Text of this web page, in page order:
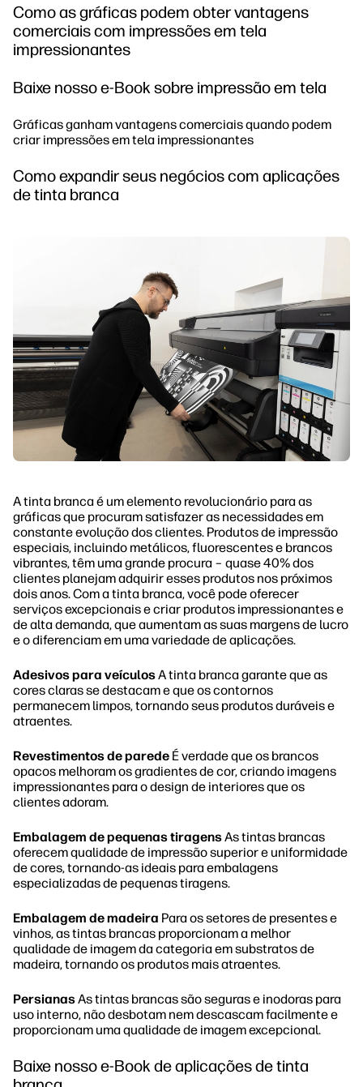
Como as gráficas podem obter vantagens
comerciais com impressões em tela
impressionantes
Baixe nosso e-Book sobre impressão em tela
Gráficas ganham vantagens comerciais quando podem
criar impressões em tela impressionantes
Como expandir seus negócios com aplicações
de tinta branca
A tinta branca é um elemento revolucionário para as
gráficas que procuram satisfazer as necessidades em
constante evolução dos clientes. Produtos de impressão
especiais, incluindo metálicos, fluorescentes e brancos
vibrantes, têm uma grande procura – quase 40% dos
clientes planejam adquirir esses produtos nos próximos
dois anos. Com a tinta branca, você pode oferecer
serviços excepcionais e criar produtos impressionantes e
de alta demanda, que aumentam as suas margens de lucro
e o diferenciam em uma variedade de aplicações.
Adesivos para veículosA tinta branca garante que as
cores claras se destacam e que os contornos
permanecem limpos, tornando seus produtos duráveis e
atraentes.
Revestimentos de parede É verdade que os brancos
opacos melhoram os gradientes de cor, criando imagens
impressionantes para o design de interiores que os
clientes adoram.
Embalagem de pequenas tiragensAs tintas brancas
oferecem qualidade de impressão superior e uniformidade
de cores, tornando-as ideais para embalagens
especializadas de pequenas tiragens.
Embalagem de madeira Para os setores de presentes e
vinhos, as tintas brancas proporcionam a melhor
qualidade de imagem da categoria em substratos de
madeira, tornando os produtos mais atraentes.
PersianasAs tintas brancas são seguras e inodoras para
uso interno, não desbotam nem descascam facilmente e
proporcionam uma qualidade de imagem excepcional.
Baixe nosso e-Book de aplicações de tinta